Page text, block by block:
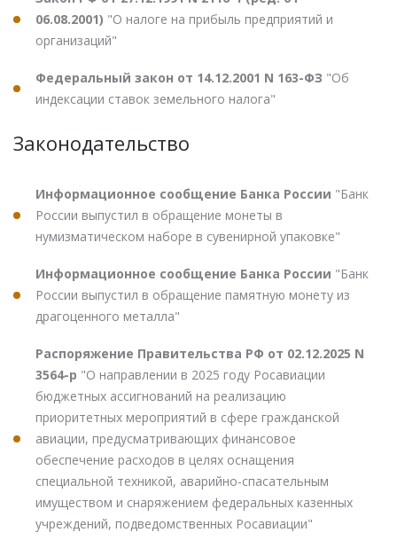
06.08.2001) "О налоге на прибыль предприятий и
организаций"
Федеральный закон от 14.12.2001 N 163-ФЗ "Об
индексации ставок земельного налога"
Законодательство
Информационное сообщение Банка России "Банк
России выпустил в обращение монеты в
нумизматическом наборе в сувенирной упаковке"
Информационное сообщение Банка России "Банк
России выпустил в обращение памятную монету из
драгоценного металла"
Распоряжение Правительства РФ от 02.12.2025 N
3564-р "О направлении в 2025 году Росавиации
бюджетных ассигнований на реализацию
приоритетных мероприятий в сфере гражданской
авиации, предусматривающих финансовое
обеспечение расходов в целях оснащения
специальной техникой, аварийно-спасательным
имуществом и снаряжением федеральных казенных
учреждений, подведомственных Росавиации"